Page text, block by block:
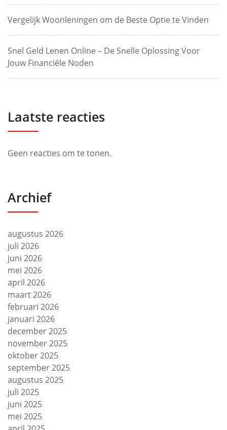
Vergelijk Woonleningen om de Beste Optie te Vinden
Snel Geld Lenen Online – De Snelle Oplossing Voor
Jouw Financiële Noden
Laatste reacties
Geen reacties om te tonen.
Archief
augustus 2026
juli 2026
juni 2026
mei 2026
april 2026
maart 2026
februari 2026
januari 2026
december 2025
november 2025
oktober 2025
september 2025
augustus 2025
juli 2025
juni 2025
mei 2025